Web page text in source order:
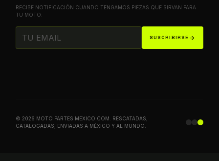
RECIBE NOTIFICACIÓN CUANDO TENGAMOS PIEZAS QUE SIRVAN PARA
TU MOTO.
SUSCRIBIRSE arrow_forward
© 2026 MOTO PARTES MEXICO.COM. RESCATADAS,
CATALOGADAS, ENVIADAS A MÉXICO Y AL MUNDO.